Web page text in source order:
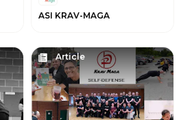
ASI KRAV-MAGA
Article